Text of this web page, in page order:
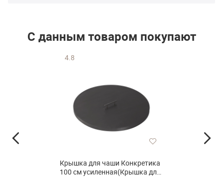
С данным товаром покупают
4.8
Крышка для чаши Конкретика
100 см усиленная(Крышка для